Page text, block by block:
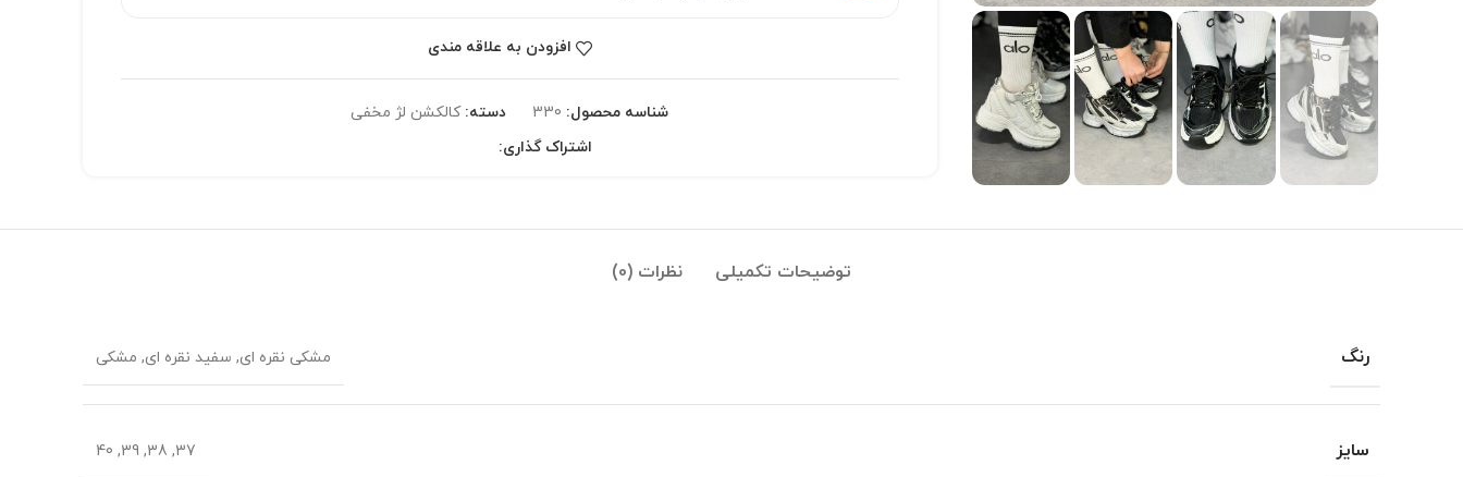
افزودن به علاقه مندی
شناسه محصول: 330 دسته: کالکشن لژ مخفی
اشتراک گذاری:
توضیحات تکمیلی نظرات (0)
رنگ مشکی نقره ای, سفید نقره ای, مشکی
سایز 37, 38, 39, 40